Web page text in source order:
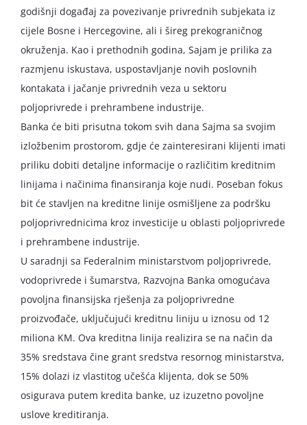
godišnji događaj za povezivanje privrednih subjekata iz
cijele Bosne i Hercegovine, ali i šireg prekograničnog
okruženja. Kao i prethodnih godina, Sajam je prilika za
razmjenu iskustava, uspostavljanje novih poslovnih
kontakata i jačanje privrednih veza u sektoru
poljoprivrede i prehrambene industrije.
Banka će biti prisutna tokom svih dana Sajma sa svojim
izložbenim prostorom, gdje će zainteresirani klijenti imati
priliku dobiti detaljne informacije o različitim kreditnim
linijama i načinima finansiranja koje nudi. Poseban fokus
bit će stavljen na kreditne linije osmišljene za podršku
poljoprivrednicima kroz investicije u oblasti poljoprivrede
i prehrambene industrije.
U saradnji sa Federalnim ministarstvom poljoprivrede,
vodoprivrede i šumarstva, Razvojna Banka omogućava
povoljna finansijska rješenja za poljoprivredne
proizvođače, uključujući kreditnu liniju u iznosu od 12
miliona KM. Ova kreditna linija realizira se na način da
35% sredstava čine grant sredstva resornog ministarstva,
15% dolazi iz vlastitog učešća klijenta, dok se 50%
osigurava putem kredita banke, uz izuzetno povoljne
uslove kreditiranja.